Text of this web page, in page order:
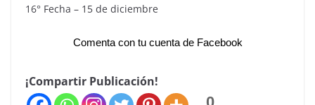
16° Fecha – 15 de diciembre
Comenta con tu cuenta de Facebook
¡Compartir Publicación!